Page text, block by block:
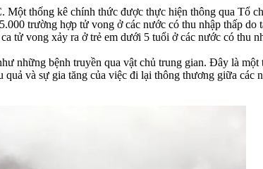
thống kê chính thức được thực hiện thông qua Tổ
trường hợp tử vong ở các nước có thu nhập thấp
tử vong xảy ra ở trẻ em dưới 5 tuổi ở các nước có thu
những bệnh truyền qua vật chủ trung gian. Đây là
và sự gia tăng của việc đi lại thông thương giữa